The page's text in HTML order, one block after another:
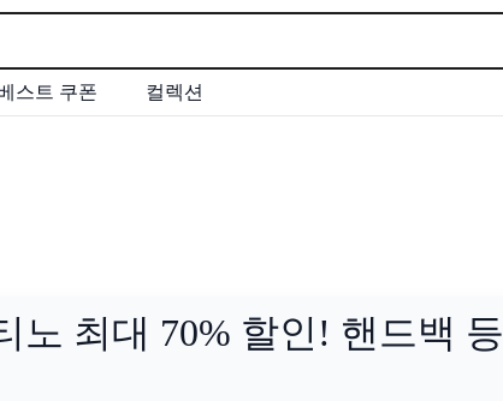
스트 쿠폰 컬렉션
노 최대 70% 할인! 핸드백 등